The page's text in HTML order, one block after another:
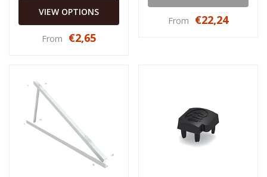
VIEW OPTIONS
From €2,65
From €22,24